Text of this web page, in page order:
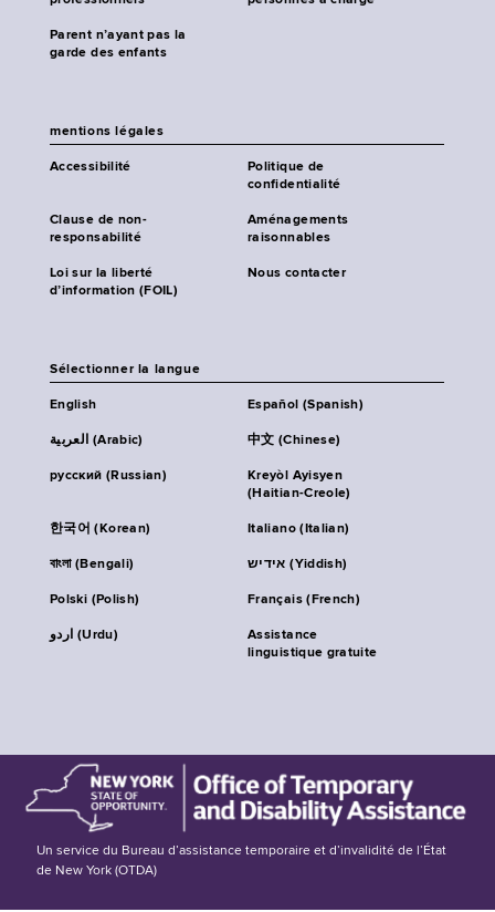
Parent n’ayant pas la
garde des enfants
mentions légales
Accessibilité
Politique de
confidentialité
Clause de non-
responsabilité
Aménagements
raisonnables
Loi sur la liberté
d’information (FOIL)
Nous contacter
Sélectionner la langue
English Español (Spanish)
العربية (Arabic) 中文 (Chinese)
русский (Russian)
Kreyòl Ayisyen
(Haitian-Creole)
한국어 (Korean) Italiano (Italian)
বাংলা (Bengali) אידיש (Yiddish)
Polski (Polish) Français (French)
اردو (Urdu)
Assistance
linguistique gratuite
Un service du Bureau d’assistance temporaire et d’invalidité de l’État
de New York (OTDA)